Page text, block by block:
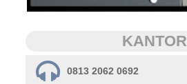
KANTOR
0813 2062 0692